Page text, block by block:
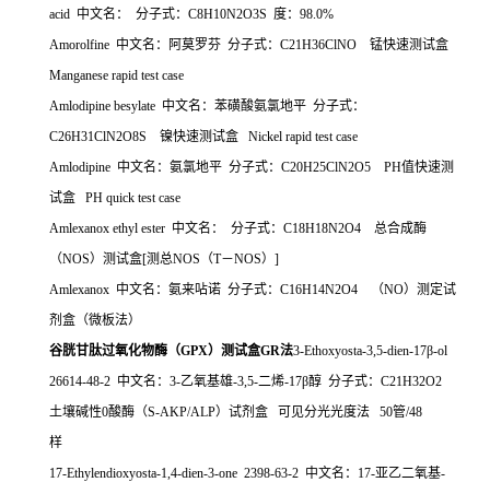
acid 中文名： 分子式：C8H10N2O3S 度：98.0%
Amorolfine 中文名：阿莫罗芬 分子式：C21H36ClNO 锰快速测试盒
Manganese rapid test case
Amlodipine besylate 中文名：苯磺酸氨氯地平 分子式：
C26H31ClN2O8S 镍快速测试盒 Nickel rapid test case
Amlodipine 中文名：氨氯地平 分子式：C20H25ClN2O5 PH值快速测
试盒 PH quick test case
Amlexanox ethyl ester 中文名： 分子式：C18H18N2O4 总合成酶
（NOS）测试盒[测总NOS（T－NOS）]
Amlexanox 中文名：氨来呫诺 分子式：C16H14N2O4 （NO）测定试
剂盒（微板法）
谷胱甘肽过氧化物酶（GPX）测试盒GR法3-Ethoxyosta-3,5-dien-17β-ol
26614-48-2 中文名：3-乙氧基雄-3,5-二烯-17β醇 分子式：C21H32O2
土壤碱性0酸酶（S-AKP/ALP）试剂盒 可见分光光度法 50管/48
样
17-Ethylendioxyosta-1,4-dien-3-one 2398-63-2 中文名：17-亚乙二氧基-